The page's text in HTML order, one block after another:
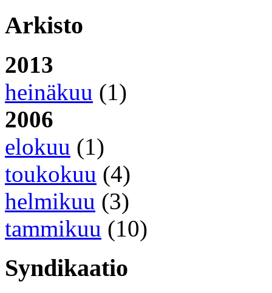
Arkisto
2013
heinäkuu (1)
2006
elokuu (1)
toukokuu (4)
helmikuu (3)
tammikuu (10)
Syndikaatio